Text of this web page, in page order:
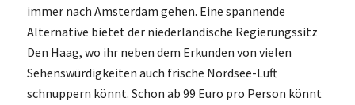
immer nach Amsterdam gehen. Eine spannende
Alternative bietet der niederländische Regierungssitz
Den Haag, wo ihr neben dem Erkunden von vielen
Sehenswürdigkeiten auch frische Nordsee-Luft
schnuppern könnt. Schon ab 99 Euro pro Person könnt